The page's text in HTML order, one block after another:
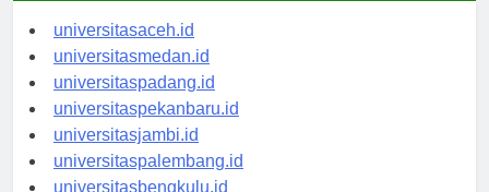
universitasaceh.id
universitasmedan.id
universitaspadang.id
universitaspekanbaru.id
universitasjambi.id
universitaspalembang.id